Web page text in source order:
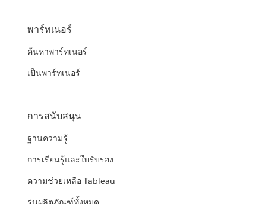
พาร์ทเนอร์
ค้นหาพาร์ทเนอร์
เป็นพาร์ทเนอร์
การสนับสนุน
ฐานความรู้
การเรียนรู้และใบรับรอง
ความช่วยเหลือ Tableau